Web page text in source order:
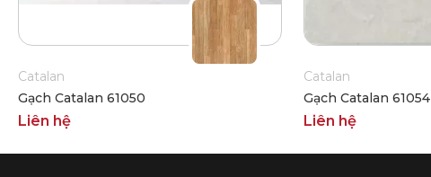
Catalan
Gạch Catalan 61050
Liên hệ
Catalan
Gạch Catalan 61054
Liên hệ